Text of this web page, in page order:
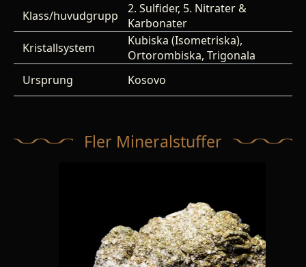
Klass/huvudgrupp
2. Sulfider, 5. Nitrater &
Karbonater
Kristallsystem
Kubiska (Isometriska),
Ortorombiska, Trigonala
Ursprung
Kosovo
Fler Mineralstuffer